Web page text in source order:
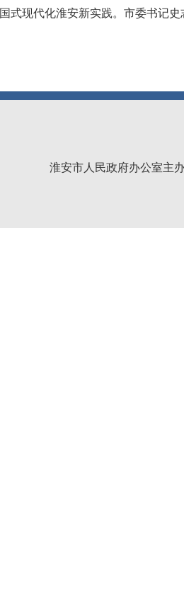
式现代化淮安新实践。市委书记史
淮安市人民政府办公室主